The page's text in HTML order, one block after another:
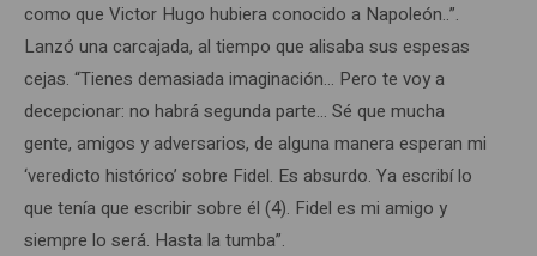
como que Victor Hugo hubiera conocido a Napoleón..”.
Lanzó una carcajada, al tiempo que alisaba sus espesas
cejas. “Tienes demasiada imaginación… Pero te voy a
decepcionar: no habrá segunda parte… Sé que mucha
gente, amigos y adversarios, de alguna manera esperan mi
‘veredicto histórico’ sobre Fidel. Es absurdo. Ya escribí lo
que tenía que escribir sobre él (4). Fidel es mi amigo y
siempre lo será. Hasta la tumba”.